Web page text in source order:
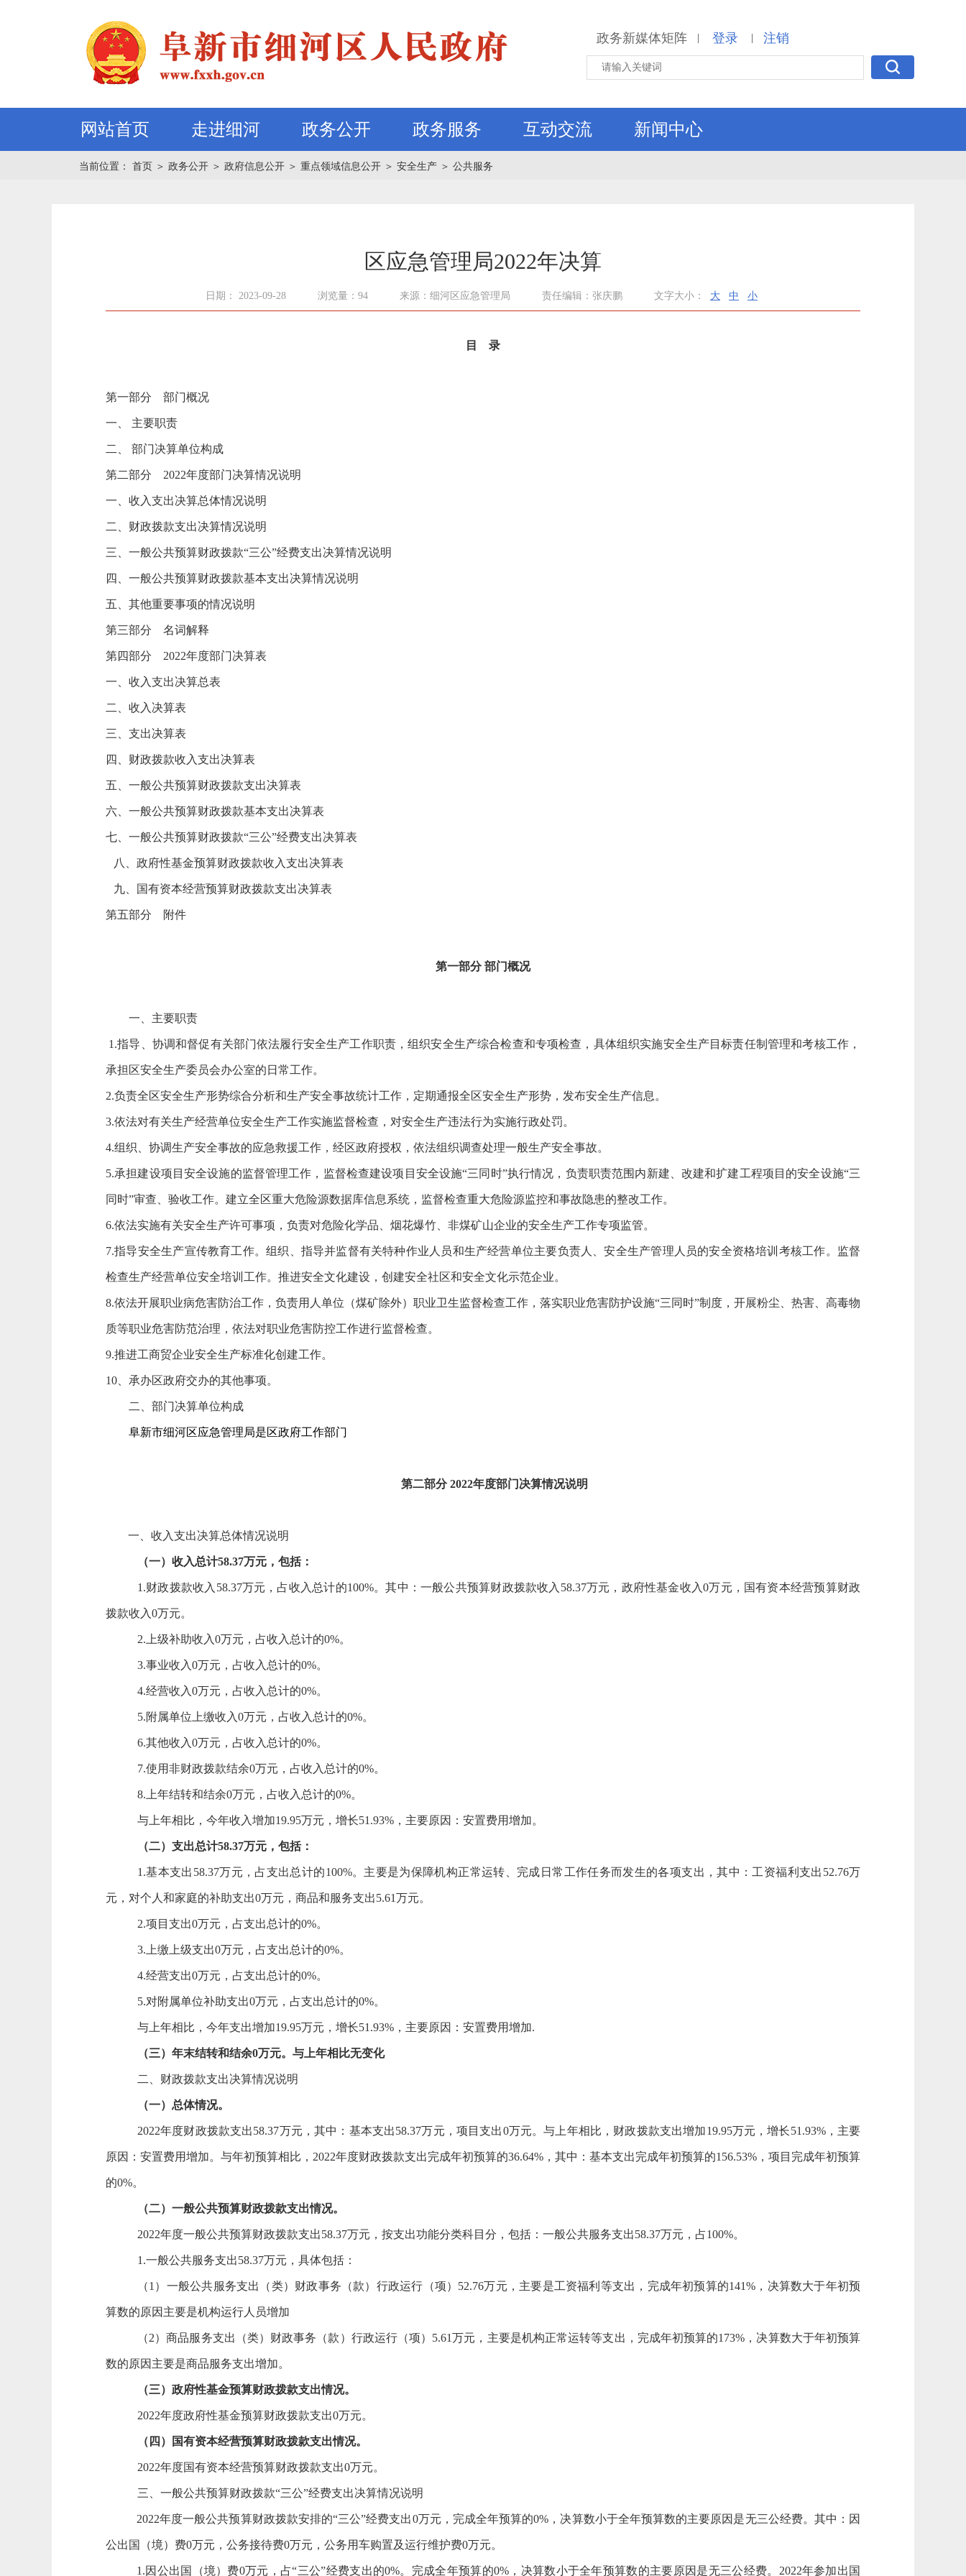
政务新媒体矩阵 | 登录 | 注销
网站首页 走进细河 政务公开 政务服务 互动交流 新闻中心
当前位置： 首页 ＞ 政务公开 ＞ 政府信息公开 ＞ 重点领域信息公开 ＞ 安全生产 ＞ 公共服务
区应急管理局2022年决算
日期： 2023-09-28 浏览量：94 来源：细河区应急管理局 责任编辑：张庆鹏 文字大小： 大 中 小
目 录
第一部分 部门概况
一、 主要职责
二、 部门决算单位构成
第二部分 2022年度部门决算情况说明
一、收入支出决算总体情况说明
二、财政拨款支出决算情况说明
三、一般公共预算财政拨款“三公”经费支出决算情况说明
四、一般公共预算财政拨款基本支出决算情况说明
五、其他重要事项的情况说明
第三部分 名词解释
第四部分 2022年度部门决算表
一、收入支出决算总表
二、收入决算表
三、支出决算表
四、财政拨款收入支出决算表
五、一般公共预算财政拨款支出决算表
六、一般公共预算财政拨款基本支出决算表
七、一般公共预算财政拨款“三公”经费支出决算表
八、政府性基金预算财政拨款收入支出决算表
九、国有资本经营预算财政拨款支出决算表
第五部分 附件
第一部分 部门概况
一、主要职责
1.指导、协调和督促有关部门依法履行安全生产工作职责，组织安全生产综合检查和专项检查，具体组织实施安全生产目标责任制管理和考核工作，
承担区安全生产委员会办公室的日常工作。
2.负责全区安全生产形势综合分析和生产安全事故统计工作，定期通报全区安全生产形势，发布安全生产信息。
3.依法对有关生产经营单位安全生产工作实施监督检查，对安全生产违法行为实施行政处罚。
4.组织、协调生产安全事故的应急救援工作，经区政府授权，依法组织调查处理一般生产安全事故。
5.承担建设项目安全设施的监督管理工作，监督检查建设项目安全设施“三同时”执行情况，负责职责范围内新建、改建和扩建工程项目的安全设施“三
同时”审查、验收工作。建立全区重大危险源数据库信息系统，监督检查重大危险源监控和事故隐患的整改工作。
6.依法实施有关安全生产许可事项，负责对危险化学品、烟花爆竹、非煤矿山企业的安全生产工作专项监管。
7.指导安全生产宣传教育工作。组织、指导并监督有关特种作业人员和生产经营单位主要负责人、安全生产管理人员的安全资格培训考核工作。监督
检查生产经营单位安全培训工作。推进安全文化建设，创建安全社区和安全文化示范企业。
8.依法开展职业病危害防治工作，负责用人单位（煤矿除外）职业卫生监督检查工作，落实职业危害防护设施“三同时”制度，开展粉尘、热害、高毒物
质等职业危害防范治理，依法对职业危害防控工作进行监督检查。
9.推进工商贸企业安全生产标准化创建工作。
10、承办区政府交办的其他事项。
二、部门决算单位构成
阜新市细河区应急管理局是区政府工作部门
第二部分 2022年度部门决算情况说明
一、收入支出决算总体情况说明
（一）收入总计58.37万元，包括：
1.财政拨款收入 58.37万元，占收入总计的100%。其中： 一般公共预算财政拨款收入 58.37万元，政府性基金收入0万元 ， 国有资本经营预算财政
拨款收入0万元。
2.上级补助收入0万元，占收入总计的0%。
3.事业收入0万元，占收入总计的0%。
4.经营收入0万元，占收入总计的0%。
5.附属单位上缴收入0万元，占收入总计的0%。
6.其他收入0万元，占收入总计的0%。
7.使用非财政拨款结余0万元，占收入总计的0%。
8.上年结转和结余0万元，占收入总计的0%。
与上年相比，今年收入增加19.95万元，增长51.93%，主要原因： 安置费用增加。
（二）支出总计58.37万元，包括：
1.基本支出 58.37万元，占支出总计的100%。主要是为保障机构正常运转、完成日常工作任务而发生的各项支出，其中：工资福利支出 52.76万
元，对个人和家庭的补助支出0万元，商品和服务支出5.61万元。
2.项目支出0万元，占支出总计的0%。
3.上缴上级支出0万元，占支出总计的0%。
4.经营支出0万元，占支出总计的0%。
5.对附属单位补助支出0万元，占支出总计的0%。
与上年相比，今年支出增加19.95万元，增长51.93%，主要原因： 安置费用增加.
（三）年末结转和结余0万元。 与上年相比无变化
二、财政拨款支出决算情况说明
（一）总体情况。
2022年度财政拨款支出58.37万元，其中：基本支出58.37万元，项目支出0万元。与上年相比，财政拨款支出增加19.95万元，增长51.93%，主要
原因： 安置费用增加。与年初预算相比， 2022年度财政拨款支出完成年初预算的36.64%，其中：基本支出完成年初预算的156.53%，项目完成年初预算
的0%。
（二） 一般公共预算财政拨款支出情况。
2022年度一般公共预算财政拨款支出58.37万元，按支出功能分类科目分，包括：一般公共服务支出58.37万元，占100%。
1.一般公共服务支出58.37万元，具体包括：
（1）一般公共服务支出 （类）财政事务（款） 行政运行 （项） 52.76万元，主要是工资福利 等支出，完成年初预算的141%，决算数大于年初预
算数的原因主要是机构运行人员增加
（2）商品服务支出 （类）财政事务（款） 行政运行（项） 5.61万元，主要是机构正常运转等支出，完成年初预算的173%，决算数大于年初预算
数的原因主要是商品服务支出增加。
（三） 政府性基金预算财政拨款支出情况。
2022年度政府性基金预算财政拨款支出0万元。
（ 四 ） 国有资本经营预算财政拨款支出情况。
2022年度国有资本经营预算财政拨款支出0万元。
三、一般公共预算财政拨款“三公”经费支出决算情况说明
2022年度一般公共预算财政拨款安排的“三公”经费支出0万元，完成全年预算的0%，决算数小于全年预算数的主要原因是无三公经费。其中：因
公出国（境）费0万元，公务接待费0万元，公务用车购置及运行维护费0万元。
1.因公出国（境）费0万元， 占“三公”经费支出的0%。 完成全年预算的0%，决算数小于全年预算数的主要原因是无三公经费。 2022年参加出国